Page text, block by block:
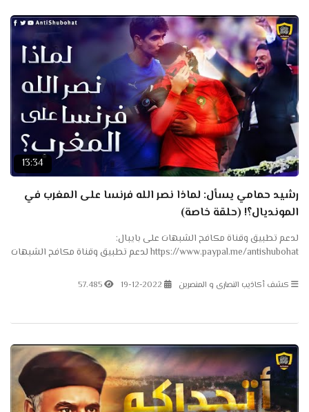
13:34
رشيد حمامي يسأل: لماذا نصر الله فرنسا على المغرب في
المونديال؟! (حلقة خاصة)
لدعم تطبيق وقناة مكافح الشبهات على بايبال:
https://www.paypal.me/antishubohat لدعم تطبيق وقناة مكافح الشبهات
فودافون...
كشف أكاذيب النصارى و المنصرين 19-12-2022
57.485